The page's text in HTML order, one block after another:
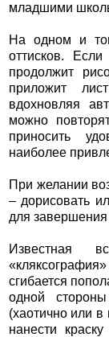
младшими
На одном и
оттисков.
продолжит
приложит
вдохновляя
можно
приносить
наиболее
При желании
– дорисовать
для завершения
Известная
сгибается
одной
(хаотично или
нанести